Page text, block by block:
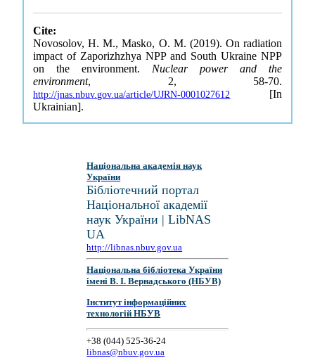
Cite:
Novosolov, H. M., Masko, O. M. (2019). On radiation
impact of Zaporizhzhya NPP and South Ukraine NPP
on the environment. Nuclear power and the
environment, 2, 58-70.
http://jnas.nbuv.gov.ua/article/UJRN-0001027612 [In
Ukrainian].
Національна академія наук
України
Бібліотечний портал
Національної академії
наук України | LibNAS
UA
http://libnas.nbuv.gov.ua
Національна бібліотека України
імені В. І. Вернадського (НБУВ)
Інститут інформаційних
технологій НБУВ
+38 (044) 525-36-24
libnas@nbuv.gov.ua